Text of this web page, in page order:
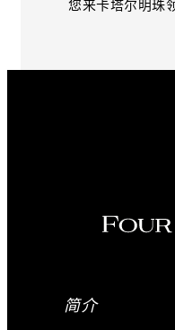
您来卡塔尔明珠
简介